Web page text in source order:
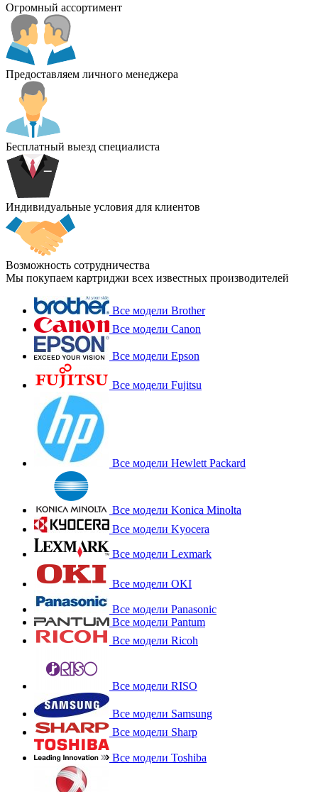
Огромный ассортимент
Предоставляем личного менеджера
Бесплатный выезд специалиста
Индивидуальные условия для клиентов
Возможность сотрудничества
Мы покупаем картриджи всех известных производителей
Все модели Brother
Все модели Canon
Все модели Epson
Все модели Fujitsu
Все модели Hewlett Packard
Все модели Konica Minolta
Все модели Kyocera
Все модели Lexmark
Все модели OKI
Все модели Panasonic
Все модели Pantum
Все модели Ricoh
Все модели RISO
Все модели Samsung
Все модели Sharp
Все модели Toshiba